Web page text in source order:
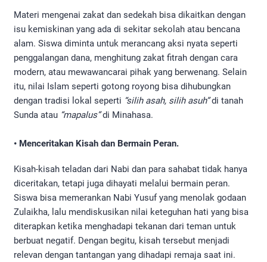
Materi mengenai zakat dan sedekah bisa dikaitkan dengan
isu kemiskinan yang ada di sekitar sekolah atau bencana
alam. Siswa diminta untuk merancang aksi nyata seperti
penggalangan dana, menghitung zakat fitrah dengan cara
modern, atau mewawancarai pihak yang berwenang. Selain
itu, nilai Islam seperti gotong royong bisa dihubungkan
dengan tradisi lokal seperti “silih asah, silih asuh”di tanah
Sunda atau “mapalus”di Minahasa.
• Menceritakan Kisah dan Bermain Peran.
Kisah-kisah teladan dari Nabi dan para sahabat tidak hanya
diceritakan, tetapi juga dihayati melalui bermain peran.
Siswa bisa memerankan Nabi Yusuf yang menolak godaan
Zulaikha, lalu mendiskusikan nilai keteguhan hati yang bisa
diterapkan ketika menghadapi tekanan dari teman untuk
berbuat negatif. Dengan begitu, kisah tersebut menjadi
relevan dengan tantangan yang dihadapi remaja saat ini.